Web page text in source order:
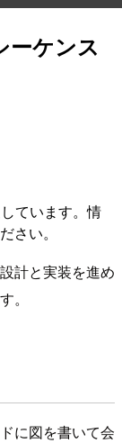
ーケンス
ています。情
さい。
計と実装を進め
。
に図を書いて会